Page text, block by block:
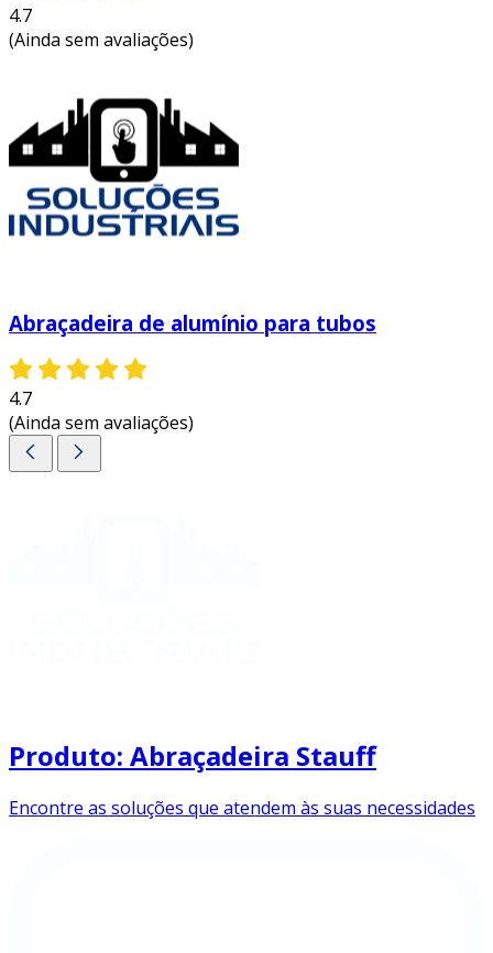
4.7
(Ainda sem avaliações)
Abraçadeira de alumínio para tubos
4.7
(Ainda sem avaliações)
Produto: Abraçadeira Stauff
Encontre as soluções que atendem às suas necessidades